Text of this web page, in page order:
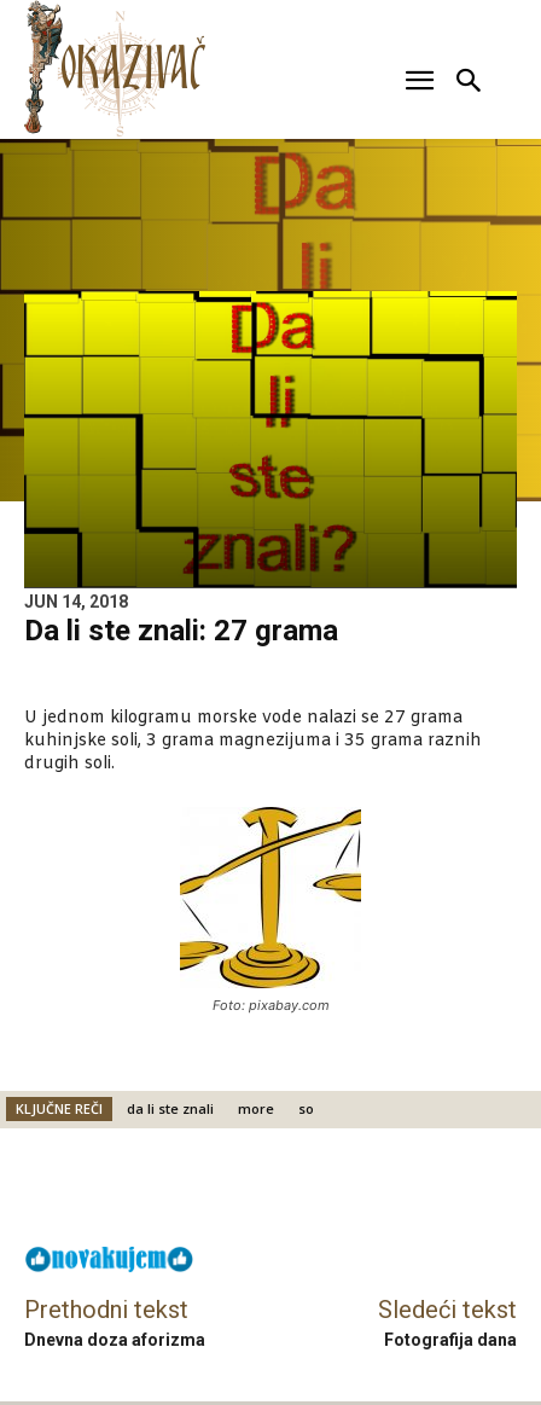
JUN 14, 2018
Da li ste znali: 27 grama
U jednom kilogramu morske vode nalazi se 27 grama
kuhinjske soli, 3 grama magnezijuma i 35 grama raznih
drugih soli.
Foto: pixabay.com
KLJUČNE REČI da li ste znali more so
Prethodni tekst
Dnevna doza aforizma
Sledeći tekst
Fotografija dana